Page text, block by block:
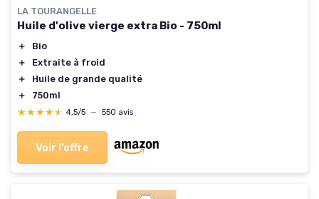
LA TOURANGELLE
Huile d'olive vierge extra Bio - 750ml
＋
Bio
＋
Extraite à froid
＋
Huile de grande qualité
＋
750ml
★★★★★
★★★★★ 4,5/5 — 550 avis
Voir l'offre